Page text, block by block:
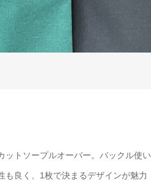
ットソープルオーバー。バックル使い
良く、1枚で決まるデザインが魅力